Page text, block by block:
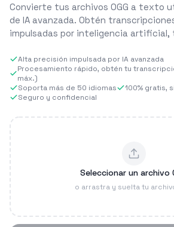
Convierte tus archivos OGG a texto
de IA avanzada. Obtén
impulsadas por inteligencia
Alta precisión impulsada por IA avanzada
Procesamiento rápido, obtén tu
máx.)
Soporta más de 50 idiomas
100% gratis,
Seguro y confidencial
Seleccionar un archivo
o arrastra y suelta tu